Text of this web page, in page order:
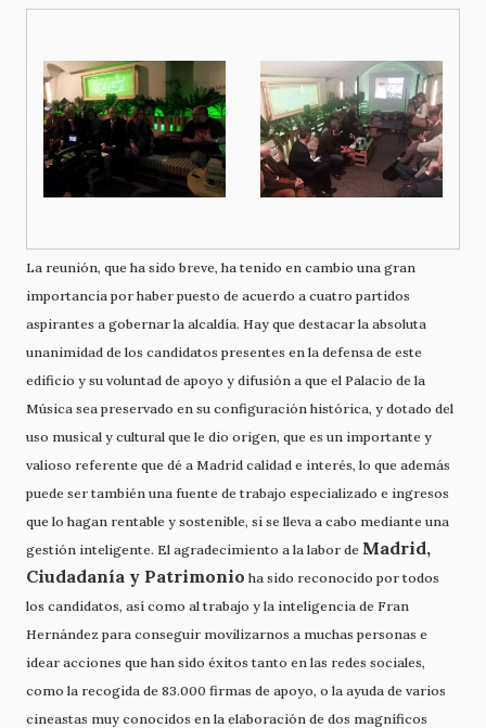
La reunión, que ha sido breve, ha tenido en cambio una gran
importancia por haber puesto de acuerdo a cuatro partidos
aspirantes a gobernar la alcaldía. Hay que destacar la absoluta
unanimidad de los candidatos presentes en la defensa de este
edificio y su voluntad de apoyo y difusión a que el Palacio de la
Música sea preservado en su configuración histórica, y dotado del
uso musical y cultural que le dio origen, que es un importante y
valioso referente que dé a Madrid calidad e interés, lo que además
puede ser también una fuente de trabajo especializado e ingresos
que lo hagan rentable y sostenible, si se lleva a cabo mediante una
gestión inteligente. El agradecimiento a la labor de Madrid,
Ciudadanía y Patrimonio ha sido reconocido por todos
los candidatos, así como al trabajo y la inteligencia de Fran
Hernández para conseguir movilizarnos a muchas personas e
idear acciones que han sido éxitos tanto en las redes sociales,
como la recogida de 83.000 firmas de apoyo, o la ayuda de varios
cineastas muy conocidos en la elaboración de dos magníficos